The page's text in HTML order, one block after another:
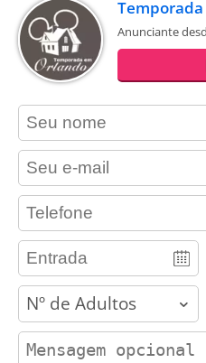
Anunciante
contact_name
contact_email
contact_phone
adults
contact_message